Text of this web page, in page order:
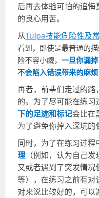
后再去体验可怕的追
的良心用苦。
从Tulpa技能危险性及
看到，即使是最普通的
险不容小觑， 一旦你漏
不会陷入错误带来的麻
再者，前辈们走过的路
的。为了尽可能在练习
下的足迹和标记会比在
为了避免你掉入深坑的
同时，为了在练习过程
理 （例如，认为自己
又或者遇到了突发情
等），在练习之前有对
对来说比较好的，可以